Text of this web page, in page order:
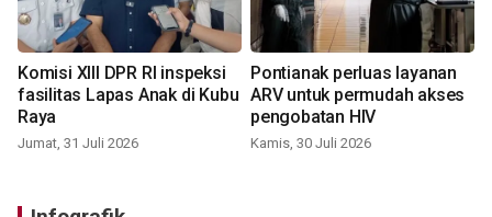
Komisi XIII DPR RI inspeksi
fasilitas Lapas Anak di Kubu
Raya
Jumat, 31 Juli 2026
Pontianak perluas layanan
ARV untuk permudah akses
pengobatan HIV
Kamis, 30 Juli 2026